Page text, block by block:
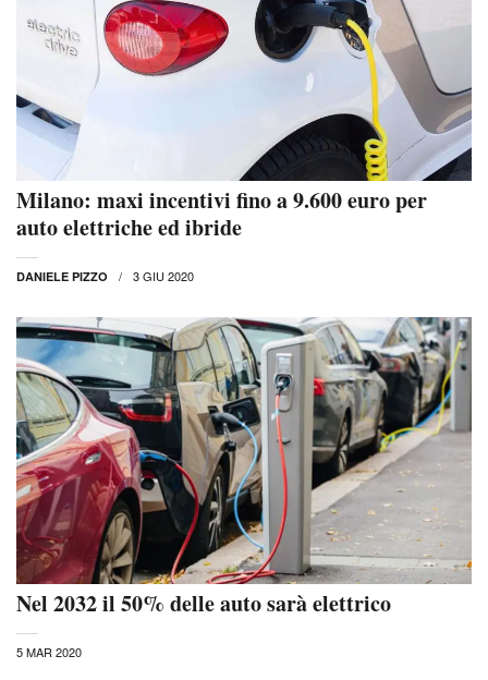
Milano: maxi incentivi fino a 9.600 euro per
auto elettriche ed ibride
DANIELE PIZZO 3 GIU 2020
Nel 2032 il 50% delle auto sarà elettrico
5 MAR 2020